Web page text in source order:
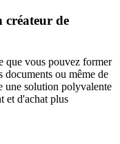
créateur de
que vous pouvez former
documents ou même de
une solution polyvalente
et d'achat plus